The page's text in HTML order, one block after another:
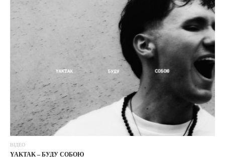
ВІДЕО
YAKTAK – БУДУ СОБОЮ